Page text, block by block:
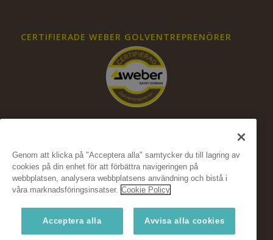
CERTIFIERADE WEBER GOLVENTREPRENÖRER
FÖLJ OSS PÅ SOCIALA MEDIER
Genom att klicka på "Acceptera alla" samtycker du till lagring av
cookies på din enhet för att förbättra navigeringen på
webbplatsen, analysera webbplatsens användning och bistå i
våra marknadsföringsinsatser. Cookie Policy
Acceptera alla Avvisa alla cookies